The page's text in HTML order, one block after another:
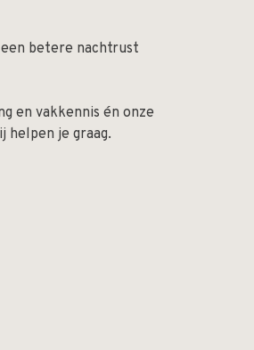
betere nachtrust
en vakkennis én onze
helpen je graag.